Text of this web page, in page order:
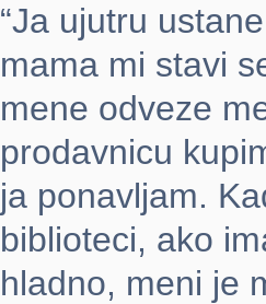
“Ja ujutru
mama mi stavi
mene odveze
prodavnicu
ja ponavljam.
biblioteci, ako
hladno, meni je